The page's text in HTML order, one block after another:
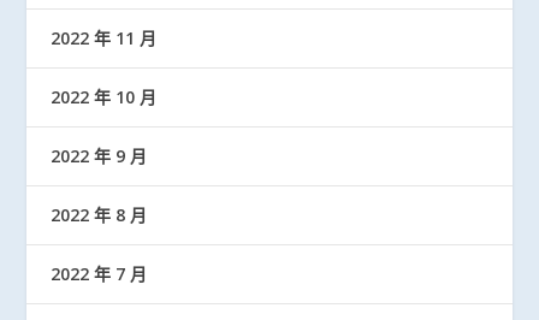
2022 年 11 月
2022 年 10 月
2022 年 9 月
2022 年 8 月
2022 年 7 月